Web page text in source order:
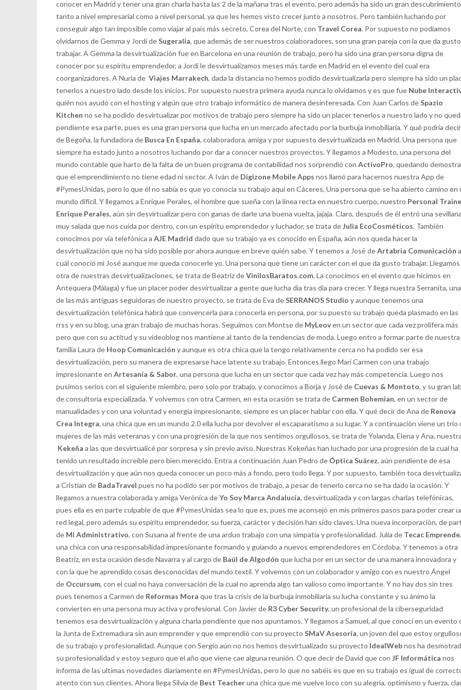
conocer en Madrid y tener una gran charla hasta las 2 de la mañana tras el evento, pero además ha sido un gran descubrimiento
tanto a nivel empresarial como a nivel personal, ya que les hemos visto crecer junto a nosotros. Pero también luchando por
conseguir algo tan imposible como viajar al país más secreto, Corea del Norte, con Travel Corea. Por supuesto no podíamos
olvidarnos de Gemma y Jordi deSugeralia, que además de ser nuestros colaboradores, son una gran pareja con la que da gusto
trabajar. A Gemma la desvirtualización fue en Barcelona en una reunión de trabajo, pero ha sido una gran persona digna de
conocer por su espíritu emprendedor, a Jordi le desvirtualizamos meses más tarde en Madrid en el evento del cual era
coorganizadores. A Nuria deViajes Marrakech, dada la distancia no hemos podido desvirtualizarla pero siempre ha sido un
tenerlos a nuestro lado desde los inicios. Por supuesto nuestra primera ayuda nunca lo olvidamos y es que fue Nube
quién nos ayudó con el hosting y algún que otro trabajo informático de manera desinteresada. Con Juan Carlos deSpazio
Kitchen no se ha podido desvirtualizar por motivos de trabajo pero siempre ha sido un placer tenerlos a nuestro lado y no
pendiente esa parte, pues es una gran persona que lucha en un mercado afectado por la burbuja inmobiliaria. Y qué podría decir
de Begoña, la fundadora de Busca En España, colaboradora, amiga y por supuesto desvirtualizada en Madrid. Una persona que
siempre ha estado junto a nosotros luchando por dar a conocer nuestros proyectos. Y llegamos a Modesto, una persona del
mundo contable que harto de la falta de un buen programa de contabilidad nos sorprendió conActivoPro, quedando
que el emprendimiento no tiene edad ni sector. A Iván de Digizone Mobile Apps nos llamó para hacernos nuestra App de
#PymesUnidas, pero lo que él no sabía es que yo conocía su trabajo aquí en Cáceres, Una persona que se ha abierto camino en
mundo difícil. Y llegamos a Enrique Perales, el hombre que sueña con la línea recta en nuestro cuerpo, nuestro Personal
Enrique Perales, aún sin desvirtualizar pero con ganas de darle una buena vuelta, jajaja. Claro, después de él entró una sevillana
muy salada que nos cuida por dentro, con un espíritu emprendedor y luchador, se trata deJulia EcoCosméticos. También
conocimos por vía telefónica aAJE Madrid dado que su trabajo ya es conocido en España, aún nos queda hacer la
desvirtualización que no ha sido posible por ahora aunque en breve quién sabe. Y tenemos a José deArtabria Comunicación
cuál conoció mi José aunque me queda conocerle yo. Una persona que tiene un carácter con el que da gusto trabajar. Llegamos
otra de nuestras desvirtualizaciones, se trata de Beatriz deVinilosBaratos.com, La conocimos en el evento que hicimos en
Antequera (Málaga) y fue un placer poder desvirtualizar a gente que lucha dia tras dia para crecer. Y llega nuestra Serranita, una
de las más antiguas seguidoras de nuestro proyecto, se trata de Eva deSERRANOS Studio y aunque tenemos una
desvirtualización telefónica habrá que convencerla para conocerla en persona, por su puesto su trabajo queda plasmado en las
rrss y en su blog, una gran trabajo de muchas horas. Seguimos con Montse de MyLeoven un sector que cada vez prolifera más
pero que con su actitud y su videoblog nos mantiene al tanto de la tendencias de moda. Luego entro a formar parte de nuestra
familia Laura de Hoop Comunicación y aunque es otra chica que la tengo relativamente cerca no ha podido ser esa
desvirtualización, pero su manera de expresarse hace latente su trabajo. Entonces llego Mari Carmen con una trabajo
impresionante enArtesanía & Sabor, una persona que lucha en un sector que cada vez hay más competencia. Luego nos
pusimos serios con el siguiente miembro, pero solo por trabajo, y conocimos a Borja y José de Cuevas & Montoto, y su gran
de consultoría especializada. Y volvemos con otra Carmen, en esta ocasión se trata de Carmen Bohemian, en un sector de
manualidades y con una voluntad y energía impresionante, siempre es un placer hablar con ella. Y qué decir de Ana de Renova
Crea Integra, una chica que en un mundo 2.0 ella lucha por devolver el escaparatismo a su lugar. Y a continuación viene un trio
mujeres de las más veteranas y con una progresión de la que nos sentimos orgullosos, se trata de Yolanda, Elena y Ana,
Kekeña a las que desvirtualicé por sorpresa y sin previo aviso. Nuestras Kekeñas han luchado por una progresión de la cual ha
tenido un resultado increíble pero bien merecido. Entra a continuación Juan Pedro de Óptica Suárez, aún pendiente de esa
desvirtualización y que aún nos queda conocer un poco más a fondo, pero todo llega. Y por supuesto, también toca
a Cristian de BadaTravel pues no ha podido ser por motivos de trabajo, a pesar de tenerlo cerca no se ha dado la ocasión. Y
llegamos a nuestra colaborada y amiga Verónica deYo Soy Marca Andalucía, desvirtualizada y con largas charlas telefónicas,
pues ella es en parte culpable de que #PymesUnidas sea lo que es, pues me aconsejó en mis primeros pasos para poder crear
red legal, pero además su espíritu emprendedor, su fuerza, carácter y decisión han sido claves. Una nueva incorporación, de
de Mi Administrativo, con Susana al frente de una arduo trabajo con una simpatía y profesionalidad. Julia de Tecac Emprende,
una chica con una responsabilidad impresionante formando y guiando a nuevos emprendedores en Córdoba. Y tenemos a otra
Beatriz, en esta ocasión desde Navarra y al cargo de Baúl de Algodón que lucha por en un sector de una manera innovadora y
con la que he aprendido cosas desconocidas del mundo textil. Y volvemos con un colaborador y amigo con es nuestro Ángel
de Occursum, con el cual no haya conversación de la cual no aprenda algo tan valioso como importante. Y no hay dos sin tres
pues tenemos a Carmen de Reformas Mora que tras la crisis de la burbuja inmobiliaria su lucha constante y su ánimo la
convierten en una persona muy activa y profesional. Con Javier de R3 Cyber Security, un profesional de la ciberseguridad
tenemos esa desvirtualización y alguna charla pendiente que nos apuntamos. Y llegamos a Samuel, al que conocí en un evento
la Junta de Extremadura sin aun emprender y que emprendió con su proyectoSMaV Asesoría, un joven del que estoy
de su trabajo y profesionalidad. Aunque con Sergio aún no nos hemos desvirtualizado su proyecto IdealWebnos ha
su profesionalidad y estoy seguro que el año que viene cae alguna reunión. O que decir de David que conJF Informática nos
informa de las ultimas novedades diariamente en #PymesUnidas, pero lo que no sabéis es que en su trabajo es igual de
atento con sus clientes. Ahora llega Silvia de Best Teacheruna chica que me vuelve loco con su alegría, optimismo y fuerza,